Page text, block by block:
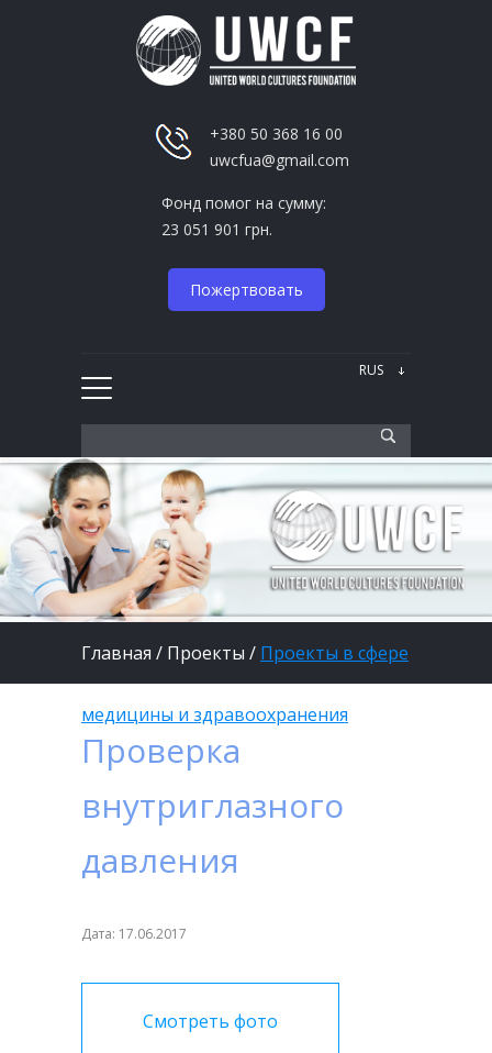
+380 50 368 16 00
uwcfua@gmail.com
Фонд помог на сумму:
23 051 901 грн.
Пожертвовать
Главная / Проекты / Проекты в сфере
медицины и здравоохранения
Проверка
внутриглазного
давления
Дата: 17.06.2017
Смотреть фото